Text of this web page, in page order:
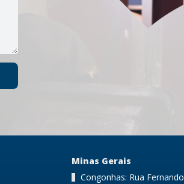
Minas Gerais
Congonhas: Rua Fernando